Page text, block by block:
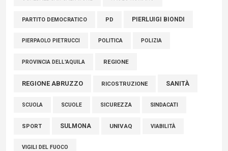
PARTITO DEMOCRATICO PD PIERLUIGI BIONDI
PIERPAOLO PIETRUCCI POLITICA POLIZIA
PROVINCIA DELL'AQUILA REGIONE
REGIONE ABRUZZO RICOSTRUZIONE SANITÀ
SCUOLA SCUOLE SICUREZZA SINDACATI
SPORT SULMONA UNIVAQ VIABILITÀ
VIGILI DEL FUOCO